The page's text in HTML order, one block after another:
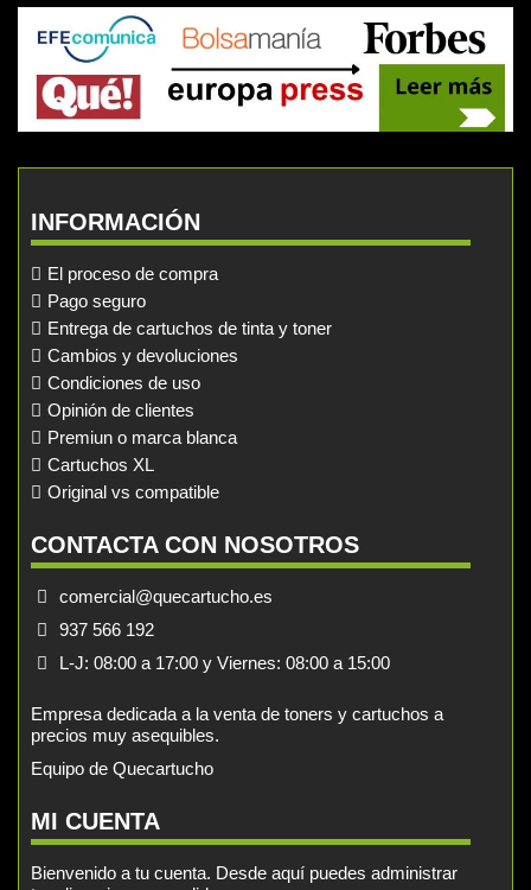
INFORMACIÓN
El proceso de compra
Pago seguro
Entrega de cartuchos de tinta y toner
Cambios y devoluciones
Condiciones de uso
Opinión de clientes
Premiun o marca blanca
Cartuchos XL
Original vs compatible
CONTACTA CON NOSOTROS
comercial@quecartucho.es
937 566 192
L-J: 08:00 a 17:00 y Viernes: 08:00 a 15:00
Empresa dedicada a la venta de toners y cartuchos a
precios muy asequibles.
Equipo de Quecartucho
MI CUENTA
Bienvenido a tu cuenta. Desde aquí puedes administrar